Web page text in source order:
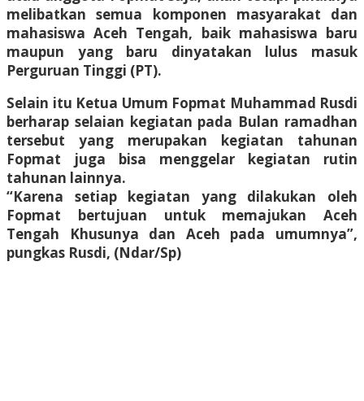
melibatkan semua komponen masyarakat dan
mahasiswa Aceh Tengah, baik mahasiswa baru
maupun yang baru dinyatakan lulus masuk
Perguruan Tinggi (PT).
Selain itu Ketua Umum Fopmat Muhammad Rusdi
berharap selaian kegiatan pada Bulan ramadhan
tersebut yang merupakan kegiatan tahunan
Fopmat juga bisa menggelar kegiatan rutin
tahunan lainnya.
“Karena setiap kegiatan yang dilakukan oleh
Fopmat bertujuan untuk memajukan Aceh
Tengah Khusunya dan Aceh pada umumnya”,
pungkas Rusdi, (Ndar/Sp)